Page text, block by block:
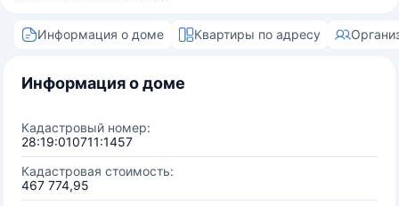
Информация о доме Квартиры по адресу
Информация о доме
Кадастровый номер:
28:19:010711:1457
Кадастровая стоимость:
467 774,95